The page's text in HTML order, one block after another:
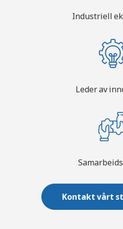
Industriell
Leder av
Kontakt vårt